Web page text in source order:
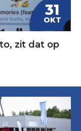
31
OKT
zit dat op